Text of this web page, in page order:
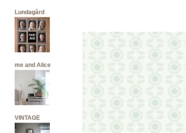
Lundagård
me and Alice
VINTAGE